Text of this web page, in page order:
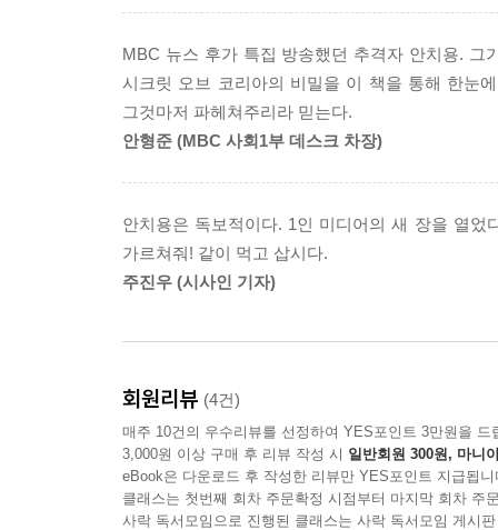
MBC 뉴스 후가 특집 방송했던 추격자 안치용. 그
시크릿 오브 코리아의 비밀을 이 책을 통해 한눈
그것마저 파헤쳐주리라 믿는다.
안형준 (MBC 사회1부 데스크 차장)
안치용은 독보적이다. 1인 미디어의 새 장을 열
가르쳐줘! 같이 먹고 삽시다.
주진우 (시사인 기자)
회원리뷰 (4건)
매주 10건의 우수리뷰를 선정하여 YES포인트 3만원을 드
3,000원 이상 구매 후 리뷰 작성 시 일반회원 300원, 마니
eBook은 다운로드 후 작성한 리뷰만 YES포인트 지급됩니
클래스는 첫번째 회차 주문확정 시점부터 마지막 회차 주
사락 독서모임으로 진행된 클래스는 사락 독서모임 게시